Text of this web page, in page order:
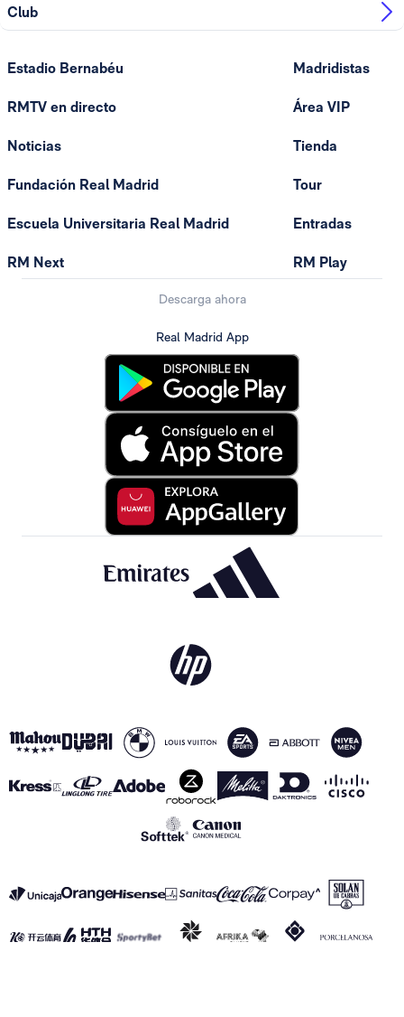
Club
Estadio Bernabéu
RMTV en directo
Noticias
Fundación Real Madrid
Escuela Universitaria Real Madrid
RM Next
Madridistas
Área VIP
Tienda
Tour
Entradas
RM Play
Descarga ahora
Real Madrid App